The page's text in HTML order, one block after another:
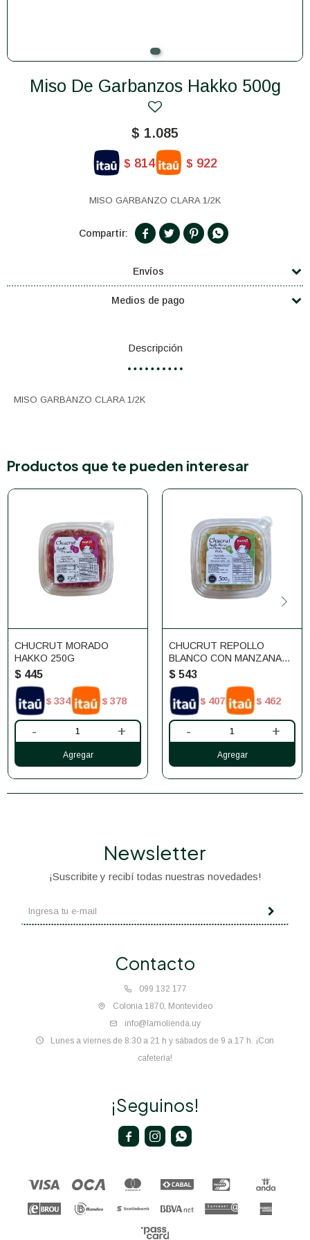
Miso De Garbanzos Hakko 500g
$ 1.085
$ 814 $ 922
MISO GARBANZO CLARA 1/2K
   
Envíos
Medios de pago
Descripción
MISO GARBANZO CLARA 1/2K
Productos que te pueden interesar
CHUCRUT MORADO
HAKKO 250G
$ 445
$ 334 $ 378
- +
CHUCRUT REPOLLO
BLANCO CON MANZANA
HAKKO 500G
$ 543
$ 407 $ 462
- +
Contacto
099 132 177
Colonia 1870, Montevideo
info@lamolienda.uy
Lunes a viernes de 8:30 a 21 h y sábados de 9 a 17 h. ¡Con
cafetería!
Newsletter
¡Suscribite y recibí todas nuestras novedades!
¡Seguinos!
  